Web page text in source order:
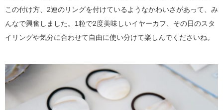
この付け方、2連のリングを付けているようなかわいさがあって、み
んなで興奮しました。1粒で2度美味しいイヤーカフ、その日のスタ
イリングや気分に合わせて自由に使い分けて楽しんでくださいね。